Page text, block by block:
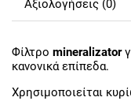
Αξιολογήσεις (0)
Φίλτρο mineralizator
κανονικά επίπεδα.
Χρησιμοποιείται